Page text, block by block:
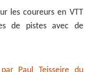
les coureurs en VTT
de pistes avec de
Paul Teisseire du